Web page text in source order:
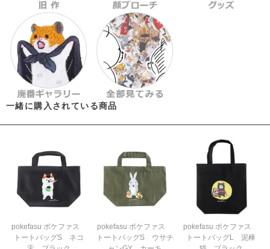
一緒に購入されている商品
pokefasu ポケファス
トートバッグS ネコ
pokefasu ポケファス
トートバッグS ウサチ
pokefasu ポケファス
トートバッグL 泥棒